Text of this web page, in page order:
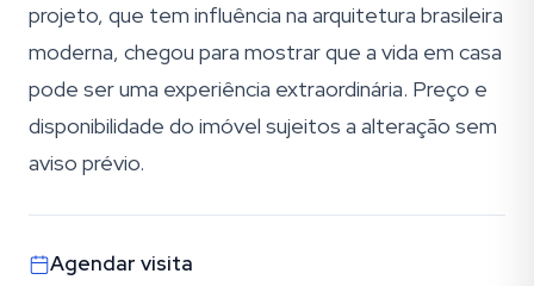
projeto, que tem influência na arquitetura brasileira
moderna, chegou para mostrar que a vida em casa
pode ser uma experiência extraordinária. Preço e
disponibilidade do imóvel sujeitos a alteração sem
aviso prévio.
Agendar visita